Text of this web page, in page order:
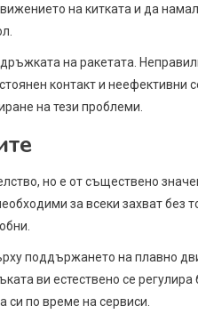
на китката и да
на ракетата.
контакт и неефективни
на тези проблеми.
но е от съществено
за всеки захват без
поддържането на плавно
ви естествено се
по време на сервиси.